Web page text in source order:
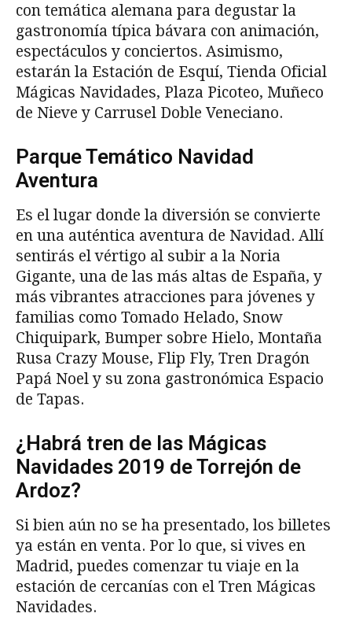
con temática alemana para degustar la
gastronomía típica bávara con animación,
espectáculos y conciertos. Asimismo,
estarán la Estación de Esquí, Tienda Oficial
Mágicas Navidades, Plaza Picoteo, Muñeco
de Nieve y Carrusel Doble Veneciano.
Parque Temático Navidad
Aventura
Es el lugar donde la diversión se convierte
en una auténtica aventura de Navidad. Allí
sentirás el vértigo al subir a la Noria
Gigante, una de las más altas de España, y
más vibrantes atracciones para jóvenes y
familias como Tomado Helado, Snow
Chiquipark, Bumper sobre Hielo, Montaña
Rusa Crazy Mouse, Flip Fly, Tren Dragón
Papá Noel y su zona gastronómica Espacio
de Tapas.
¿Habrá tren de las Mágicas
Navidades 2019 de Torrejón de
Ardoz?
Si bien aún no se ha presentado, los billetes
ya están en venta. Por lo que, si vives en
Madrid, puedes comenzar tu viaje en la
estación de cercanías con el Tren Mágicas
Navidades.